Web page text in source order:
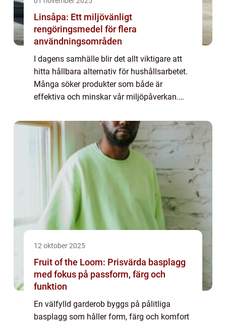
Linsåpa: Ett miljövänligt
rengöringsmedel för flera
användningsområden
I dagens samhälle blir det allt viktigare att
hitta hållbara alternativ för hushållsarbetet.
Många söker produkter som både är
effektiva och minskar vår miljöpåverkan.
12 oktober 2025
Fruit of the Loom: Prisvärda basplagg
med fokus på passform, färg och
funktion
En välfylld garderob byggs på pålitliga
basplagg som håller form, färg och komfort